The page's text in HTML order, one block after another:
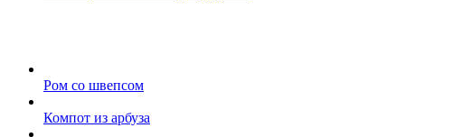
Ром со швепсом
Компот из арбуза